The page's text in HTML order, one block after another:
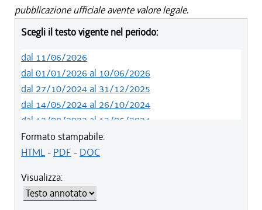
pubblicazione ufficiale avente valore legale.
Scegli il testo vigente nel periodo:
dal 11/06/2026
dal 01/01/2026 al 10/06/2026
dal 27/10/2024 al 31/12/2025
dal 14/05/2024 al 26/10/2024
dal 12/08/2023 al 13/05/2024
dal 09/08/2022 al 11/08/2023
dal 06/11/2021 al 08/08/2022
dal 01/01/2020 al 01/07/2020
Formato stampabile:
HTML- PDF - DOC
Visualizza: